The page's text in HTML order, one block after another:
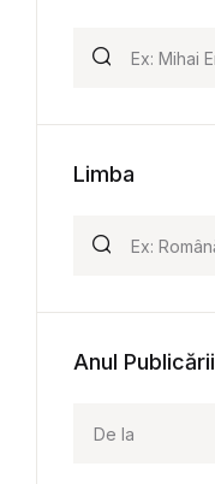
Limba
Anul Publicării